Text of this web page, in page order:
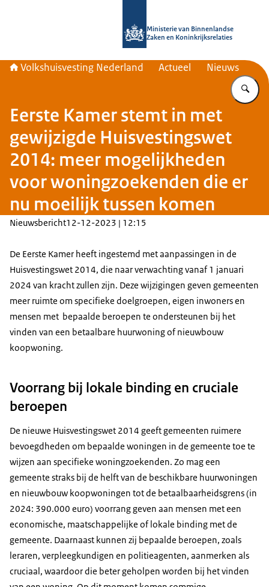
Ministerie van Binnenlandse
Zaken en Koninkrijksrelaties
Volkshuisvesting Nederland Actueel Nieuws
Eerste Kamer stemt in met
gewijzigde Huisvestingswet
2014: meer mogelijkheden
voor woningzoekenden die er
nu moeilijk tussen komen
Nieuwsbericht12-12-2023 | 12:15
De Eerste Kamer heeft ingestemd met aanpassingen in de
Huisvestingswet 2014, die naar verwachting vanaf 1 januari
2024 van kracht zullen zijn. Deze wijzigingen geven gemeenten
meer ruimte om specifieke doelgroepen, eigen inwoners en
mensen met bepaalde beroepen te ondersteunen bij het
vinden van een betaalbare huurwoning of nieuwbouw
koopwoning.
Voorrang bij lokale binding en cruciale
beroepen
De nieuwe Huisvestingswet 2014 geeft gemeenten ruimere
bevoegdheden om bepaalde woningen in de gemeente toe te
wijzen aan specifieke woningzoekenden. Zo mag een
gemeente straks bij de helft van de beschikbare huurwoningen
en nieuwbouw koopwoningen tot de betaalbaarheidsgrens (in
2024: 390.000 euro) voorrang geven aan mensen met een
economische, maatschappelijke of lokale binding met de
gemeente. Daarnaast kunnen zij bepaalde beroepen, zoals
leraren, verpleegkundigen en politieagenten, aanmerken als
cruciaal, waardoor die beter geholpen worden bij het vinden